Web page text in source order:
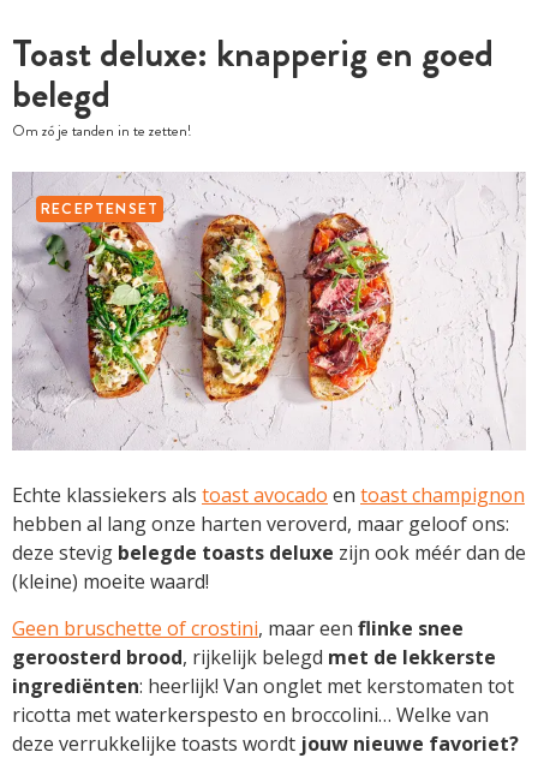
Toast deluxe: knapperig en goed
belegd
Om zó je tanden in te zetten!
RECEPTENSET
Echte klassiekers als toast avocado en toast champignon
hebben al lang onze harten veroverd, maar geloof ons:
deze stevig belegde toasts deluxe zijn ook méér dan de
(kleine) moeite waard!
Geen bruschette of crostini, maar een flinke snee
geroosterd brood, rijkelijk belegd met de lekkerste
ingrediënten: heerlijk! Van onglet met kerstomaten tot
ricotta met waterkerspesto en broccolini… Welke van
deze verrukkelijke toasts wordt jouw nieuwe favoriet?